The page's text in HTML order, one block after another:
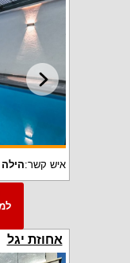
איש קשר:הילה
אחוזת יגל